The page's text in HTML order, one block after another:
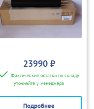
23990 ₽
Фактические остатки по складу
уточняйте у менеджера
Подробнее